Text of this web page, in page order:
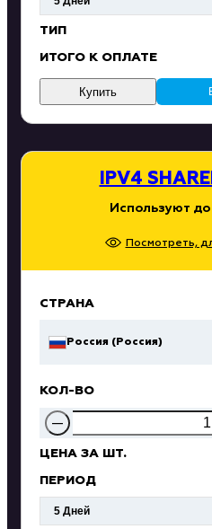
IPV4
Используют
Посмотреть,
СТРАНА
Россия (Россия)
КОЛ-ВО
—
ЦЕНА ЗА ШТ.
ПЕРИОД
ТИП
ИТОГО К ОПЛАТЕ
Купить